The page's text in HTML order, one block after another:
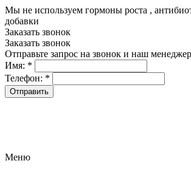
Мы не используем гормоны роста ,
добавки
Заказать звонок
Заказать звонок
Отправьте запрос на звонок и наш
Имя: *
Телефон: *
Меню